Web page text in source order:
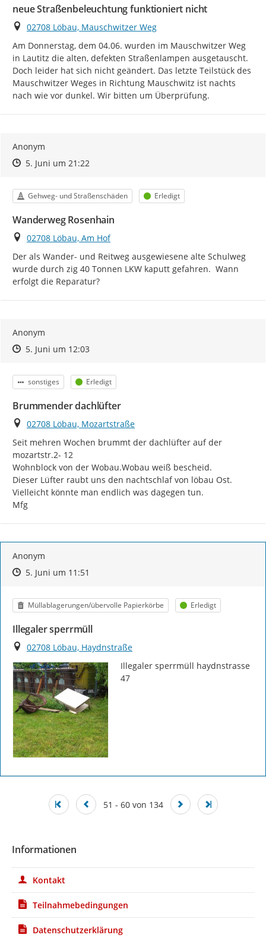
neue Straßenbeleuchtung funktioniert nicht
Ort
02708 Löbau, Mauschwitzer Weg
Am Donnerstag, dem 04.06. wurden im Mauschwitzer Weg
in Lautitz die alten, defekten Straßenlampen ausgetauscht.
Doch leider hat sich nicht geändert. Das letzte Teilstück des
Mauschwitzer Weges in Richtung Mauschwitz ist nachts
nach wie vor dunkel. Wir bitten um Überprüfung.
Anonym
Zeitpunkt des Erstellens
Zeitpunkt des Erstellens
5. Juni um 21:22Zur Äußerung
Kategorie
Gehweg- und Straßenschäden Status
Erledigt
Wanderweg Rosenhain
Ort
02708 Löbau, Am Hof
Der als Wander- und Reitweg ausgewiesene alte Schulweg
wurde durch zig 40 Tonnen LKW kaputt gefahren.  Wann
erfolgt die Reparatur?
Anonym
Zeitpunkt des Erstellens
Zeitpunkt des Erstellens
5. Juni um 12:03Zur Äußerung
Kategorie
sonstiges Status
Erledigt
Brummender dachlüfter
Ort
02708 Löbau, Mozartstraße
Seit mehren Wochen brummt der dachlüfter auf der
mozartstr.2- 12
Wohnblock von der Wobau.Wobau weiß bescheid.
Dieser Lüfter raubt uns den nachtschlaf von löbau Ost.
Vielleicht könnte man endlich was dagegen tun.
Mfg
Anonym
Zeitpunkt des Erstellens
Zeitpunkt des Erstellens
5. Juni um 11:51
Kategorie
Müllablagerungen/übervolle Papierkörbe Status
Erledigt
Illegaler sperrmüll
Ort
02708 Löbau, Haydnstraße
Illegaler sperrmüll haydnstrasse
47
51 - 60 von 134
Informationen
Kontakt
Teilnahmebedingungen
Datenschutzerklärung